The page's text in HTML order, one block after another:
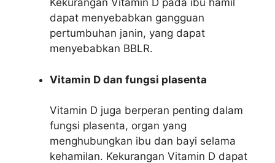
Kekurangan Vitamin D pada ibu hamil
dapat menyebabkan gangguan
pertumbuhan janin, yang dapat
menyebabkan BBLR.
Vitamin D dan fungsi plasenta
Vitamin D juga berperan penting dalam
fungsi plasenta, organ yang
menghubungkan ibu dan bayi selama
kehamilan. Kekurangan Vitamin D dapat